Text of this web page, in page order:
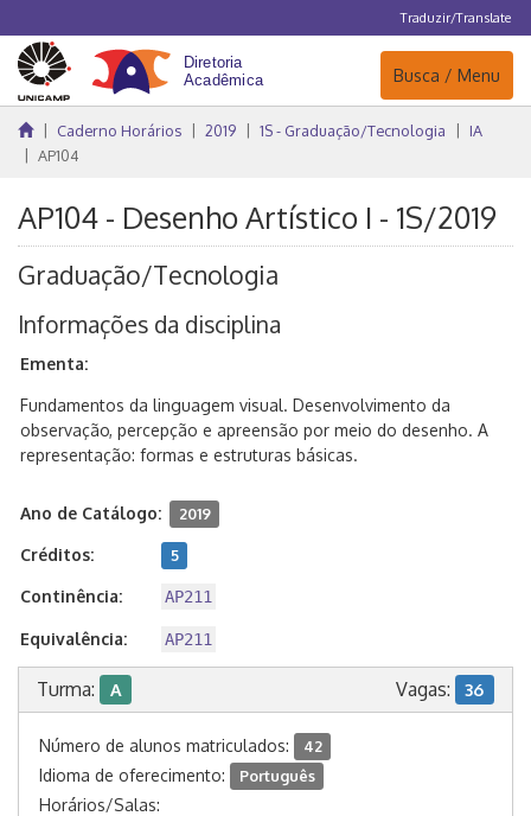
Traduzir/Translate
Navegação
Busca / Menu
Caderno Horários 2019 1S - Graduação/Tecnologia
IA
AP104
AP104 - Desenho Artístico I - 1S/2019
Graduação/Tecnologia
Informações da disciplina
Ementa:
Fundamentos da linguagem visual. Desenvolvimento da
observação, percepção e apreensão por meio do desenho. A
representação: formas e estruturas básicas.
Ano de Catálogo: 2019
Créditos: 5
Continência: AP211
Equivalência: AP211
Turma: A Vagas: 36
Número de alunos matriculados: 42
Idioma de oferecimento: Português
Horários/Salas: